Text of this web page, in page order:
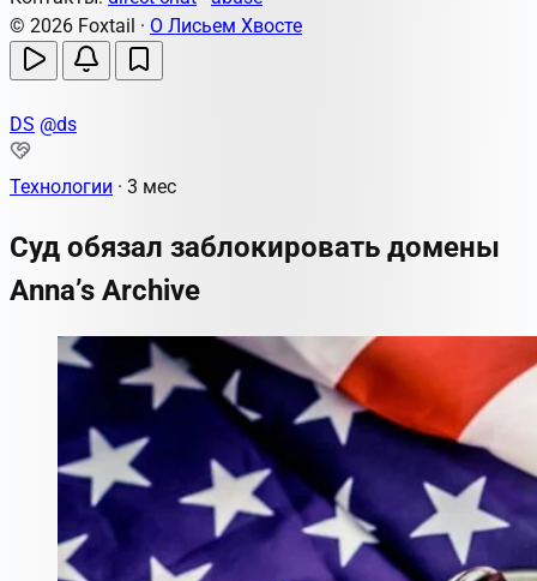
© 2026 Foxtail · О Лисьем Хвосте
DS @ds
Технологии · 3 мес
Суд обязал заблокировать домены
Anna’s Archive